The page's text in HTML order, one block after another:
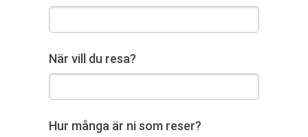
När vill du resa?
Hur många är ni som reser?